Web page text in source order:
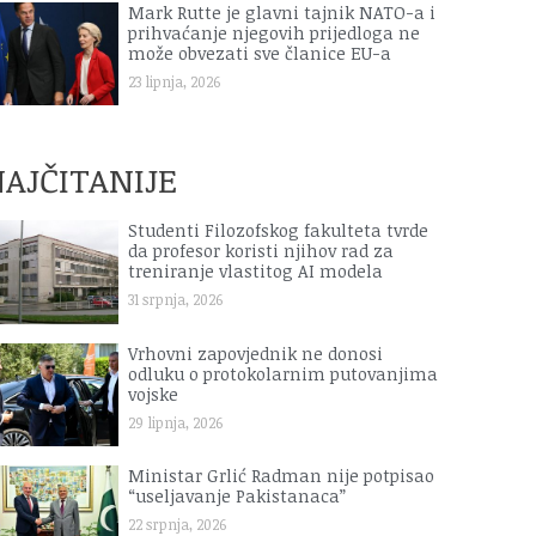
Mark Rutte je glavni tajnik NATO-a i
prihvaćanje njegovih prijedloga ne
može obvezati sve članice EU-a
23 lipnja, 2026
Studenti Filozofskog fakulteta tvrde
da profesor koristi njihov rad za
treniranje vlastitog AI modela
31 srpnja, 2026
Vrhovni zapovjednik ne donosi
odluku o protokolarnim putovanjima
vojske
29 lipnja, 2026
Ministar Grlić Radman nije potpisao
“useljavanje Pakistanaca”
22 srpnja, 2026